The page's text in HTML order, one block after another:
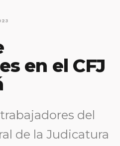
en el CFJ
del
de la Judicatura